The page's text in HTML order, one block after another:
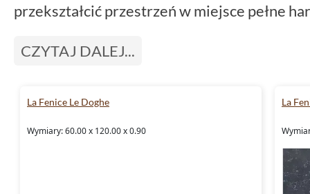
przekształcić przestrzeń w miejsce pełne
CZYTAJ DALEJ...
La Fenice Le Doghe
Wymiary: 60.00 x 120.00 x 0.90
La